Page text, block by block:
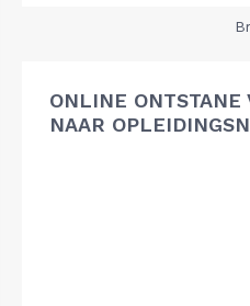
ONLINE ONTSTANE
NAAR